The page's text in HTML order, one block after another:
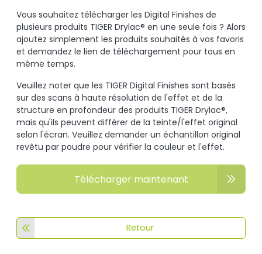
Vous souhaitez télécharger les Digital Finishes de
plusieurs produits TIGER Drylac® en une seule fois ? Alors
ajoutez simplement les produits souhaités à vos favoris
et demandez le lien de téléchargement pour tous en
même temps.
Veuillez noter que les TIGER Digital Finishes sont basés
sur des scans à haute résolution de l'effet et de la
structure en profondeur des produits TIGER Drylac®,
mais qu'ils peuvent différer de la teinte/l'effet original
selon l'écran. Veuillez demander un échantillon original
revêtu par poudre pour vérifier la couleur et l'effet.
Télécharger maintenant
Retour